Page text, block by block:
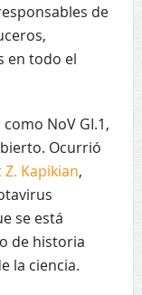
de
en todo el
NoV GI.1,
Ocurrió
Kapikian,
se está
de historia
la ciencia.